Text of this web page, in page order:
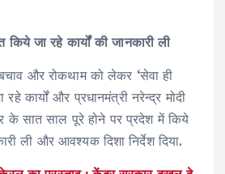
जा रहे कार्यों की जानकारी ली
और रोकथाम को लेकर ‘सेवा ही
कार्यों और प्रधानमंत्री नरेन्द्र मोदी
के सात साल पूरे होने पर प्रदेश में किये
ली और आवश्यक दिशा निर्देश दिया.